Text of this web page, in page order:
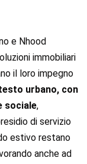
e Nhood
immobiliari
il loro impegno
urbano, con
sociale,
di servizio
estivo restano
anche ad